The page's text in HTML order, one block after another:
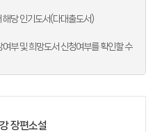
해당 인기도서(다대출도서)
부 및 희망도서 신청여부를 확인할 수
장편소설